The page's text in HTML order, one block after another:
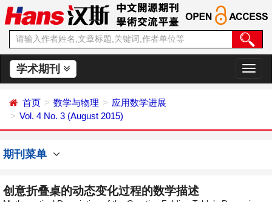
学术期刊
切
换
首页 数学与物理
应用数学进展
Vol. 4 No. 3 (August 2015)
期刊菜单
创意折叠桌的动态变化过程的数学描述